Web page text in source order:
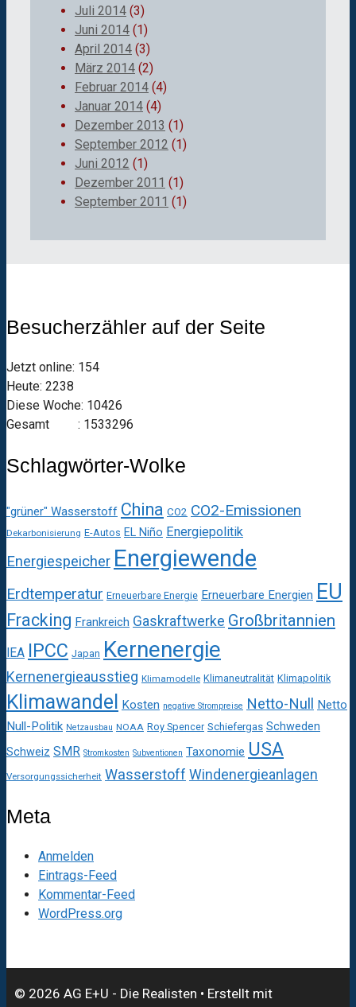
Juli 2014 (3)
Juni 2014 (1)
April 2014 (3)
März 2014 (2)
Februar 2014 (4)
Januar 2014 (4)
Dezember 2013 (1)
September 2012 (1)
Juni 2012 (1)
Dezember 2011 (1)
September 2011 (1)
Besucherzähler auf der Seite
Jetzt online: 154
Heute: 2238
Diese Woche: 10426
Gesamt : 1533296
Schlagwörter-Wolke
"grüner" Wasserstoff China CO2 CO2-Emissionen
Dekarbonisierung E-Autos EL Niño Energiepolitik
Energiespeicher Energiewende
Erdtemperatur Erneuerbare Energie Erneuerbare Energien EU
Fracking Frankreich Gaskraftwerke Großbritannien
IEA IPCC Japan Kernenergie
Kernenergieausstieg Klimamodelle Klimaneutralität Klimapolitik
Klimawandel Kosten negative Strompreise Netto-Null
Netto
Null-Politik Netzausbau NOAA Roy Spencer Schiefergas Schweden
Schweiz SMR Stromkosten Subventionen Taxonomie USA
Versorgungssicherheit Wasserstoff Windenergieanlagen
Meta
Anmelden
Eintrags-Feed
Kommentar-Feed
WordPress.org
© 2026 AG E+U - Die Realisten • Erstellt mit